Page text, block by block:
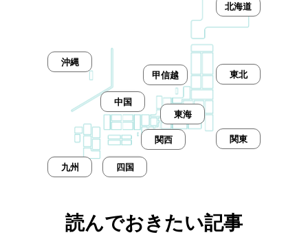
北海道
東北
甲信越
東海
関東
関西
中国
四国
九州
沖縄
読んでおきたい記事